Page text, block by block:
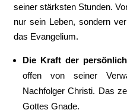
seiner stärksten Stunden.
nur sein Leben, sondern
das Evangelium.
Die Kraft der
offen von seiner
Nachfolger Christi. Das
Gottes Gnade.